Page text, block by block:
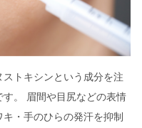
トキシンという成分を注
。 眉間や目尻などの表情
・手のひらの発汗を抑制